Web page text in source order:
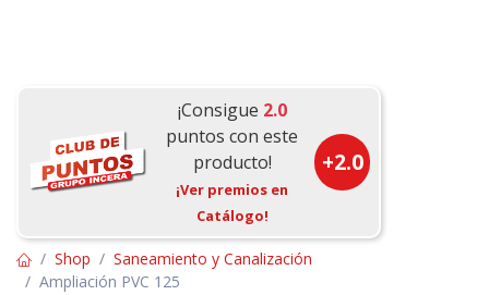
¡Consigue 2.0
puntos con este
producto!
¡Ver premios en
Catálogo!
+2.0
Shop
Saneamiento y Canalización
Ampliación PVC 125